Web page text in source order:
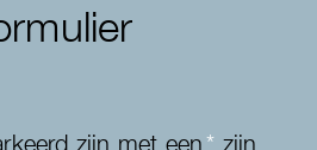
zijn met een* zijn